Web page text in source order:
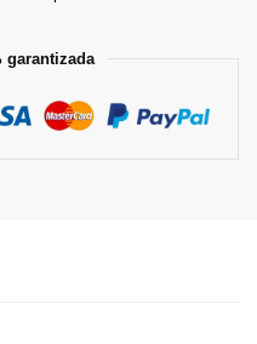
garantizada